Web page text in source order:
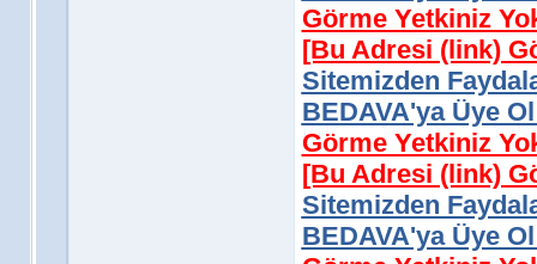
Görme Yetkiniz
[Bu Adresi (link)
Sitemizden
BEDAVA'ya Üye
Görme Yetkiniz
[Bu Adresi (link)
Sitemizden
BEDAVA'ya Üye